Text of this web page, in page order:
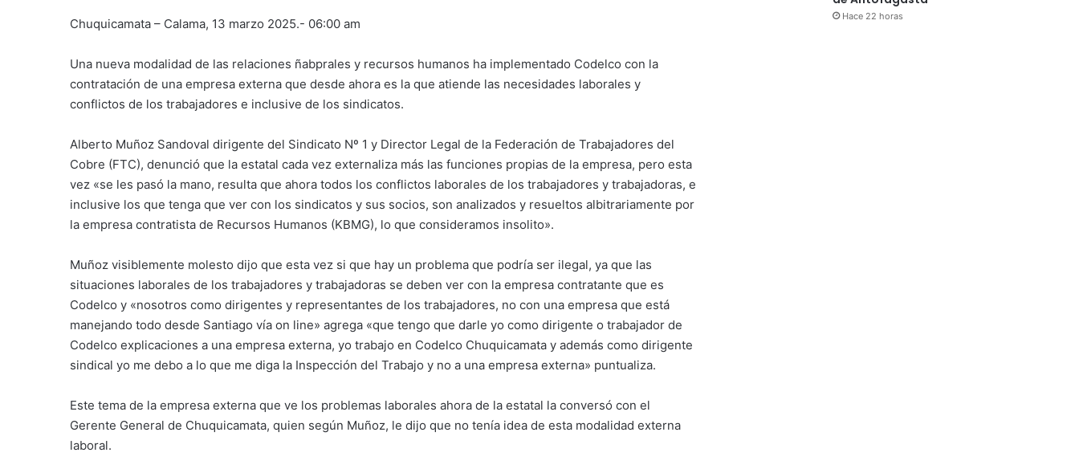
Chuquicamata – Calama, 13 marzo 2025.- 06:00 am
Una nueva modalidad de las relaciones ñabprales y recursos humanos ha implementado Codelco con la
contratación de una empresa externa que desde ahora es la que atiende las necesidades laborales y
conflictos de los trabajadores e inclusive de los sindicatos.
Alberto Muñoz Sandoval dirigente del Sindicato Nº 1 y Director Legal de la Federación de Trabajadores del
Cobre (FTC), denunció que la estatal cada vez externaliza más las funciones propias de la empresa, pero esta
vez «se les pasó la mano, resulta que ahora todos los conflictos laborales de los trabajadores y trabajadoras, e
inclusive los que tenga que ver con los sindicatos y sus socios, son analizados y resueltos albitrariamente por
la empresa contratista de Recursos Humanos (KBMG), lo que consideramos insolito».
Muñoz visiblemente molesto dijo que esta vez si que hay un problema que podría ser ilegal, ya que las
situaciones laborales de los trabajadores y trabajadoras se deben ver con la empresa contratante que es
Codelco y «nosotros como dirigentes y representantes de los trabajadores, no con una empresa que está
manejando todo desde Santiago vía on line» agrega «que tengo que darle yo como dirigente o trabajador de
Codelco explicaciones a una empresa externa, yo trabajo en Codelco Chuquicamata y además como dirigente
sindical yo me debo a lo que me diga la Inspección del Trabajo y no a una empresa externa» puntualiza.
Este tema de la empresa externa que ve los problemas laborales ahora de la estatal la conversó con el
Gerente General de Chuquicamata, quien según Muñoz, le dijo que no tenía idea de esta modalidad externa
laboral.
Hace 22 horas